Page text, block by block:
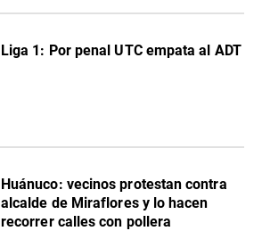
Liga 1: Por penal UTC empata al ADT
Huánuco: vecinos protestan contra
alcalde de Miraflores y lo hacen
recorrer calles con pollera